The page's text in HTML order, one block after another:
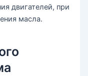
двигателей, при
масла.